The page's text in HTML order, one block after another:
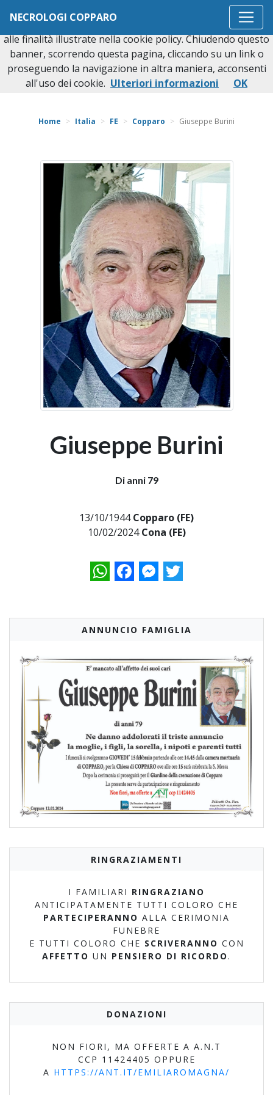
NECROLOGI COPPARO
Torna indietro
Home Italia FE Copparo Giuseppe Burini
Giuseppe Burini
Di anni 79
13/10/1944Copparo (FE)
10/02/2024Cona (FE)
WhatsAppFacebookMessenger
Twitter
ANNUNCIO FAMIGLIA
RINGRAZIAMENTI
I FAMILIARI RINGRAZIANO
ANTICIPATAMENTE TUTTI COLORO CHE
PARTECIPERANNO ALLA CERIMONIA
FUNEBRE
E TUTTI COLORO CHE SCRIVERANNO CON
AFFETTO UN PENSIERO DI RICORDO .
DONAZIONI
NON FIORI, MA OFFERTE A A.N.T
CCP 11424405 OPPURE
A HTTPS://ANT.IT/EMILIAROMAGNA/
Questo sito o gli strumenti terzi da questo utilizzati si
avvalgono di cookie necessari al funzionamento ed utili
alle finalità illustrate nella cookie policy. Chiudendo questo
banner, scorrendo questa pagina, cliccando su un link o
proseguendo la navigazione in altra maniera, acconsenti
all'uso dei cookie. Ulteriori informazioni OK